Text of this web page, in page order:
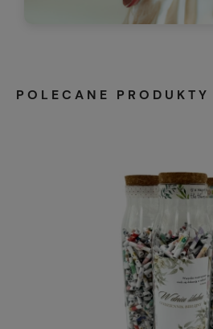
POLECANE PRODUKTY